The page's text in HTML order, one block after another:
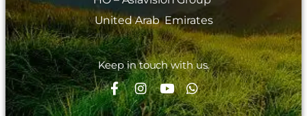
United Arab Emirates
Keep in touch with us.